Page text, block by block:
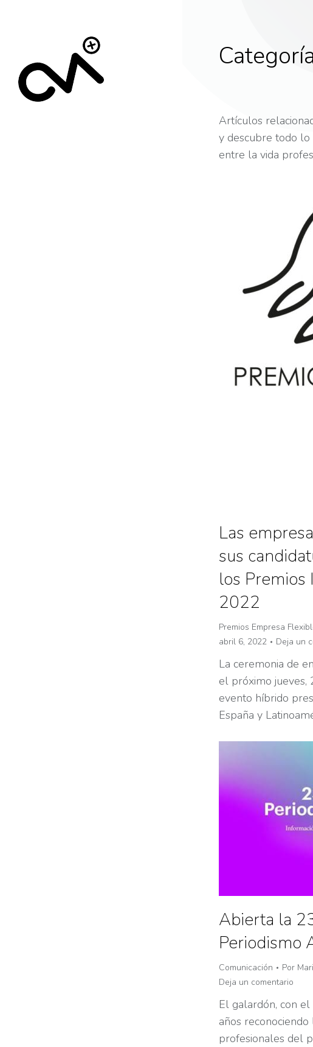
Artículos
y descubre todo
entre la vida
Las
sus
los Premios
2022
Premios Empresa
abril 6, 2022
Deja un
La ceremonia de
el próximo jueves,
evento híbrido
España y
Abierta la
Periodismo
Comunicación Por
Deja un comentario
El galardón, con
años
profesionales del